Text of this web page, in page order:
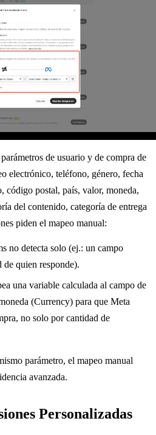
de usuario y de compra de
electrónico, teléfono, género, fecha
código postal, país, valor, moneda,
del contenido, categoría de entrega
piden el mapeo manual:
no detecta solo (ej.: un campo
de quien responde).
una variable calculada al campo de
(Currency) para que Meta
no solo por cantidad de
parámetro, el mapeo manual
avanzada.
Personalizadas